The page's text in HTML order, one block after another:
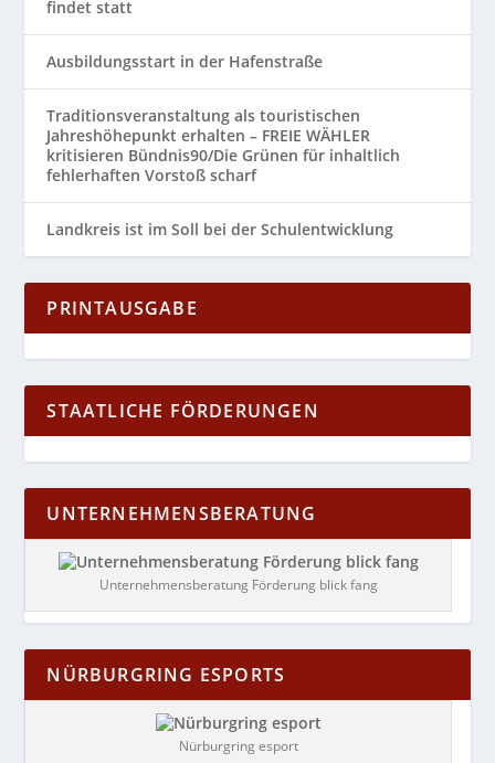
findet statt
Ausbildungsstart in der Hafenstraße
Traditionsveranstaltung als touristischen
Jahreshöhepunkt erhalten – FREIE WÄHLER
kritisieren Bündnis90/Die Grünen für inhaltlich
fehlerhaften Vorstoß scharf
Landkreis ist im Soll bei der Schulentwicklung
PRINTAUSGABE
STAATLICHE FÖRDERUNGEN
UNTERNEHMENSBERATUNG
Unternehmensberatung Förderung blick fang
NÜRBURGRING ESPORTS
Nürburgring esport